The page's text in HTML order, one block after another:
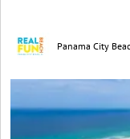
Panama City